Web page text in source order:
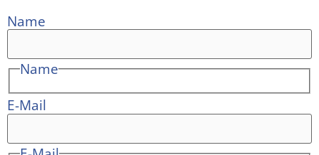
Name
Name
E-Mail